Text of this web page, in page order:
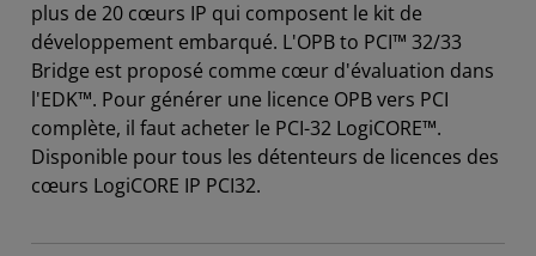
plus de 20 cœurs IP qui composent le kit de
développement embarqué. L'OPB to PCI™ 32/33
Bridge est proposé comme cœur d'évaluation dans
l'EDK™. Pour générer une licence OPB vers PCI
complète, il faut acheter le PCI-32 LogiCORE™.
Disponible pour tous les détenteurs de licences des
cœurs LogiCORE IP PCI32.